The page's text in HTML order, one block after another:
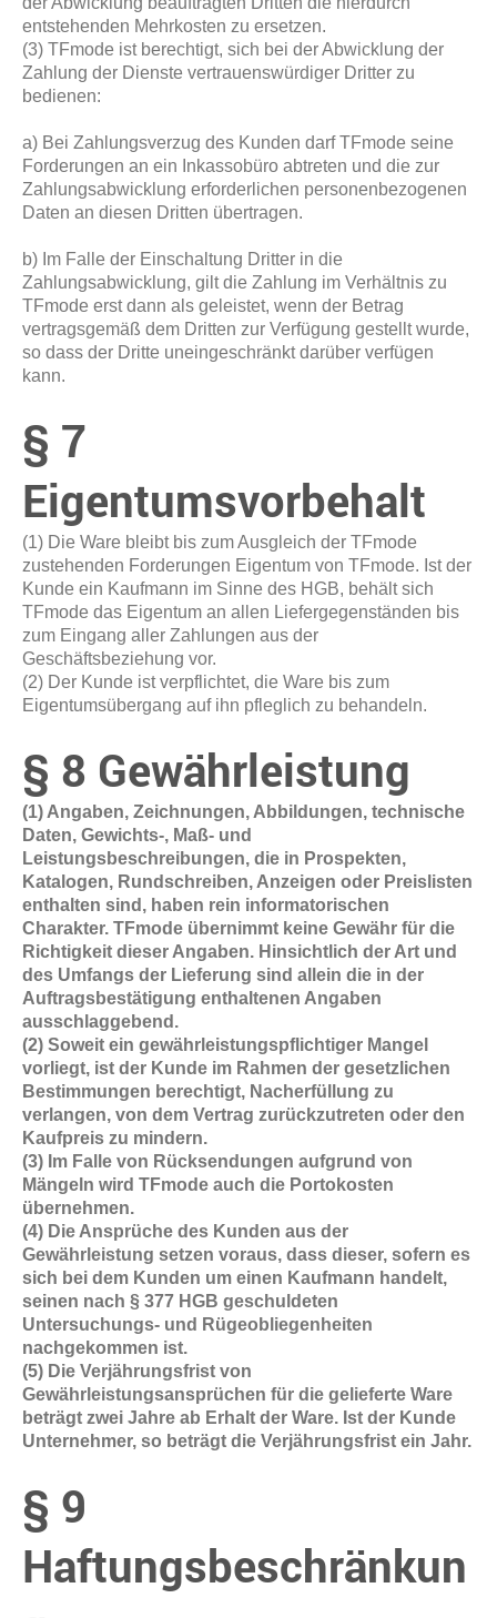
entstehenden Mehrkosten zu ersetzen.
(3) TFmode ist berechtigt, sich bei der Abwicklung der
Zahlung der Dienste vertrauenswürdiger Dritter zu
bedienen:
a) Bei Zahlungsverzug des Kunden darf TFmode seine
Forderungen an ein Inkassobüro abtreten und die zur
Zahlungsabwicklung erforderlichen personenbezogenen
Daten an diesen Dritten übertragen.
b) Im Falle der Einschaltung Dritter in die
Zahlungsabwicklung, gilt die Zahlung im Verhältnis zu
TFmode erst dann als geleistet, wenn der Betrag
vertragsgemäß dem Dritten zur Verfügung gestellt wurde,
so dass der Dritte uneingeschränkt darüber verfügen
kann.
§ 7
Eigentumsvorbehalt
(1) Die Ware bleibt bis zum Ausgleich der TFmode
zustehenden Forderungen Eigentum von TFmode. Ist der
Kunde ein Kaufmann im Sinne des HGB, behält sich
TFmode das Eigentum an allen Liefergegenständen bis
zum Eingang aller Zahlungen aus der
Geschäftsbeziehung vor.
(2) Der Kunde ist verpflichtet, die Ware bis zum
Eigentumsübergang auf ihn pfleglich zu behandeln.
§ 8 Gewährleistung
(1) Angaben, Zeichnungen, Abbildungen, technische
Daten, Gewichts-, Maß- und
Leistungsbeschreibungen, die in Prospekten,
Katalogen, Rundschreiben, Anzeigen oder Preislisten
enthalten sind, haben rein informatorischen
Charakter. TFmode übernimmt keine Gewähr für die
Richtigkeit dieser Angaben. Hinsichtlich der Art und
des Umfangs der Lieferung sind allein die in der
Auftragsbestätigung enthaltenen Angaben
ausschlaggebend.
(2) Soweit ein gewährleistungspflichtiger Mangel
vorliegt, ist der Kunde im Rahmen der gesetzlichen
Bestimmungen berechtigt, Nacherfüllung zu
verlangen, von dem Vertrag zurückzutreten oder den
Kaufpreis zu mindern.
(3) Im Falle von Rücksendungen aufgrund von
Mängeln wird TFmode auch die Portokosten
übernehmen.
(4) Die Ansprüche des Kunden aus der
Gewährleistung setzen voraus, dass dieser, sofern es
sich bei dem Kunden um einen Kaufmann handelt,
seinen nach § 377 HGB geschuldeten
Untersuchungs- und Rügeobliegenheiten
nachgekommen ist.
(5) Die Verjährungsfrist von
Gewährleistungsansprüchen für die gelieferte Ware
beträgt zwei Jahre ab Erhalt der Ware. Ist der Kunde
Unternehmer, so beträgt die Verjährungsfrist ein Jahr.
§ 9
Haftungsbeschränkun